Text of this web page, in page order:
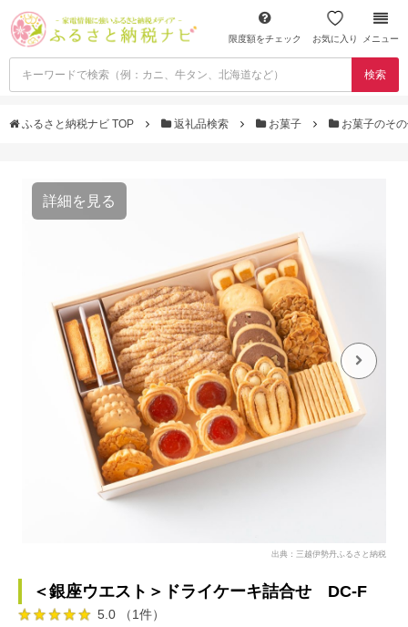
限度額をチェック お気に入り メニュー
検索
ふるさと納税ナビ TOP 返礼品検索 お菓子 お菓子のそ
詳細を見る
出典：三越伊勢丹ふるさと納税
＜銀座ウエスト＞ドライケーキ詰合せ DC-F
5.0 （1件）